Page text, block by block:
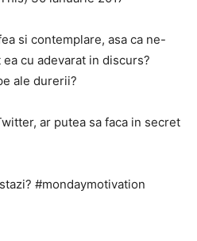
si contemplare, asa ca ne-
cu adevarat in discurs?
ale durerii?
ar putea sa faca in secret
#mondaymotivation